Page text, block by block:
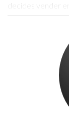
decides vender
Desafíos
Frente al
Sin embargo,
exento de
elevado. Las
precios más